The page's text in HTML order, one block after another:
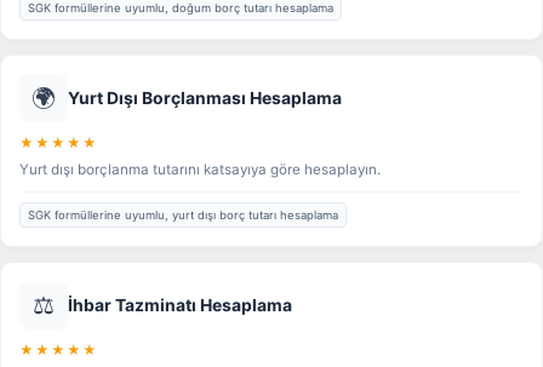
SGK formüllerine uyumlu, doğum borç tutarı hesaplama
🌍 Yurt Dışı Borçlanması Hesaplama
★★★★★
Yurt dışı borçlanma tutarını katsayıya göre hesaplayın.
SGK formüllerine uyumlu, yurt dışı borç tutarı hesaplama
⚖️ İhbar Tazminatı Hesaplama
★★★★★